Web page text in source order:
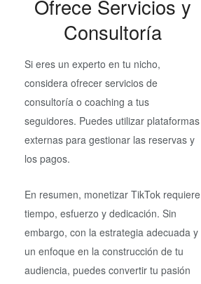
Ofrece Servicios y
Consultoría
Si eres un experto en tu nicho,
considera ofrecer servicios de
consultoría o coaching a tus
seguidores. Puedes utilizar plataformas
externas para gestionar las reservas y
los pagos.
En resumen, monetizar TikTok requiere
tiempo, esfuerzo y dedicación. Sin
embargo, con la estrategia adecuada y
un enfoque en la construcción de tu
audiencia, puedes convertir tu pasión